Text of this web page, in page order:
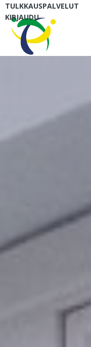
TULKKAUSPALVELUT
KIRJAUDU